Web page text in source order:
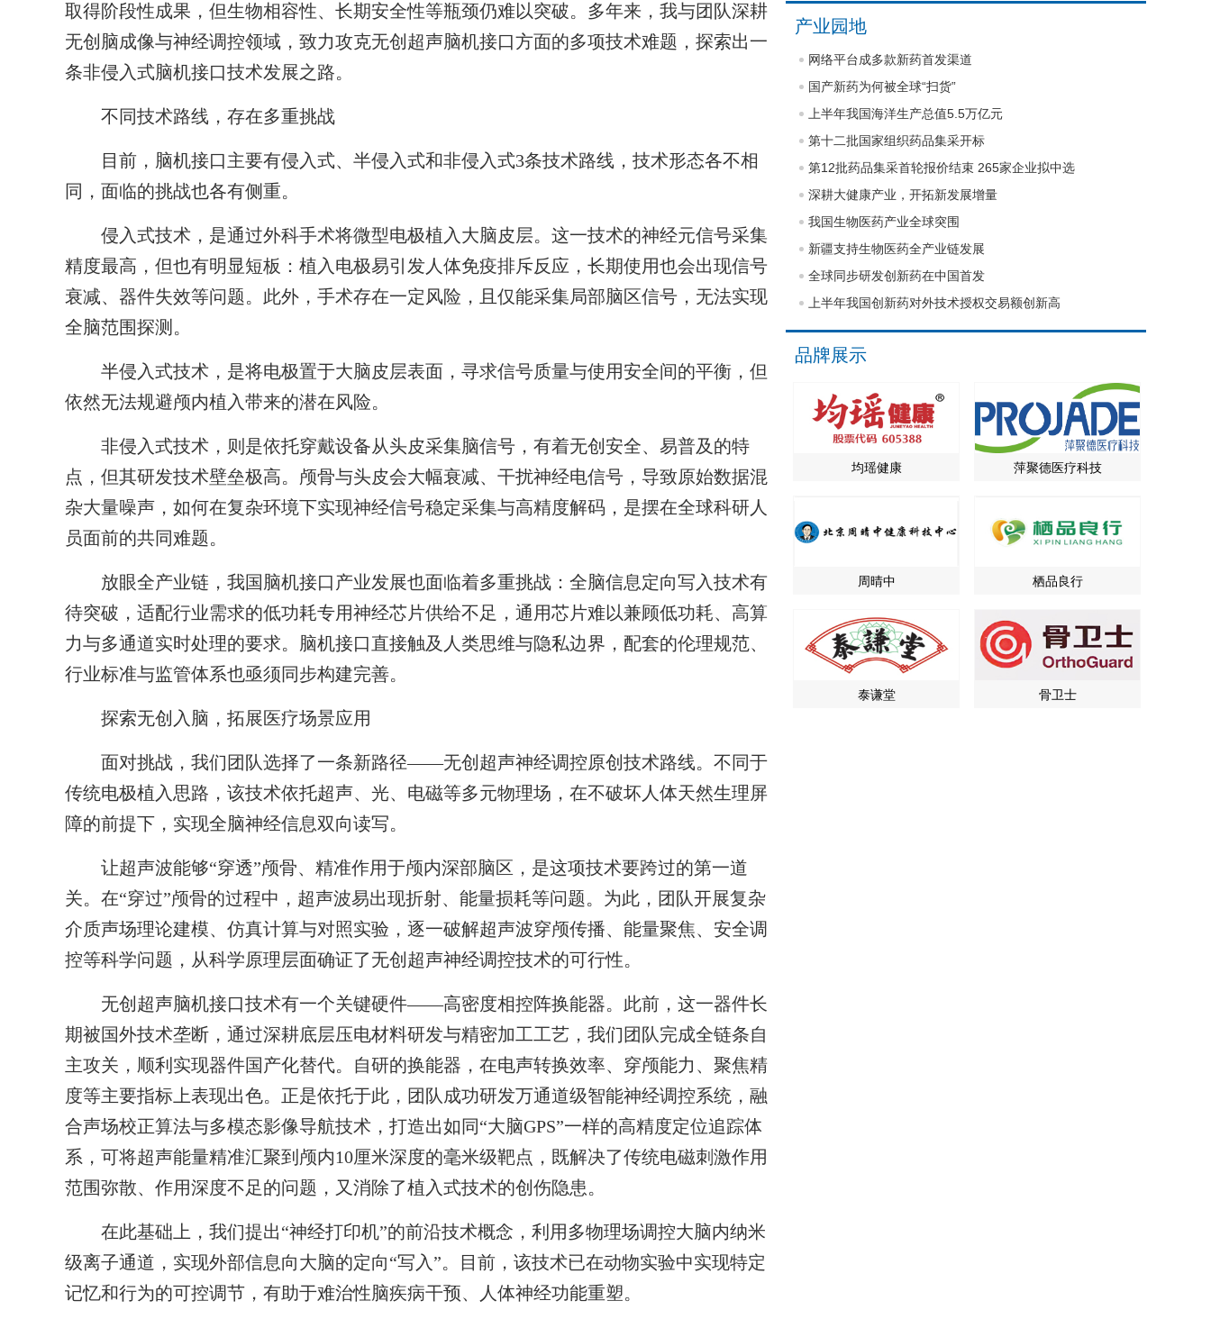
取得阶段性成果，但生物相容性、长期安全性等瓶颈仍难以突破。多年来，我与团队深耕
无创脑成像与神经调控领域，致力攻克无创超声脑机接口方面的多项技术难题，探索出一
条非侵入式脑机接口技术发展之路。
不同技术路线，存在多重挑战
目前，脑机接口主要有侵入式、半侵入式和非侵入式3条技术路线，技术形态各不相
同，面临的挑战也各有侧重。
侵入式技术，是通过外科手术将微型电极植入大脑皮层。这一技术的神经元信号采集
精度最高，但也有明显短板：植入电极易引发人体免疫排斥反应，长期使用也会出现信号
衰减、器件失效等问题。此外，手术存在一定风险，且仅能采集局部脑区信号，无法实现
全脑范围探测。
半侵入式技术，是将电极置于大脑皮层表面，寻求信号质量与使用安全间的平衡，但
依然无法规避颅内植入带来的潜在风险。
非侵入式技术，则是依托穿戴设备从头皮采集脑信号，有着无创安全、易普及的特
点，但其研发技术壁垒极高。颅骨与头皮会大幅衰减、干扰神经电信号，导致原始数据混
杂大量噪声，如何在复杂环境下实现神经信号稳定采集与高精度解码，是摆在全球科研人
员面前的共同难题。
放眼全产业链，我国脑机接口产业发展也面临着多重挑战：全脑信息定向写入技术有
待突破，适配行业需求的低功耗专用神经芯片供给不足，通用芯片难以兼顾低功耗、高算
力与多通道实时处理的要求。脑机接口直接触及人类思维与隐私边界，配套的伦理规范、
行业标准与监管体系也亟须同步构建完善。
探索无创入脑，拓展医疗场景应用
面对挑战，我们团队选择了一条新路径——无创超声神经调控原创技术路线。不同于
传统电极植入思路，该技术依托超声、光、电磁等多元物理场，在不破坏人体天然生理屏
障的前提下，实现全脑神经信息双向读写。
让超声波能够“穿透”颅骨、精准作用于颅内深部脑区，是这项技术要跨过的第一道
关。在“穿过”颅骨的过程中，超声波易出现折射、能量损耗等问题。为此，团队开展复杂
介质声场理论建模、仿真计算与对照实验，逐一破解超声波穿颅传播、能量聚焦、安全调
控等科学问题，从科学原理层面确证了无创超声神经调控技术的可行性。
无创超声脑机接口技术有一个关键硬件——高密度相控阵换能器。此前，这一器件长
期被国外技术垄断，通过深耕底层压电材料研发与精密加工工艺，我们团队完成全链条自
主攻关，顺利实现器件国产化替代。自研的换能器，在电声转换效率、穿颅能力、聚焦精
度等主要指标上表现出色。正是依托于此，团队成功研发万通道级智能神经调控系统，融
合声场校正算法与多模态影像导航技术，打造出如同“大脑GPS”一样的高精度定位追踪体
系，可将超声能量精准汇聚到颅内10厘米深度的毫米级靶点，既解决了传统电磁刺激作用
范围弥散、作用深度不足的问题，又消除了植入式技术的创伤隐患。
在此基础上，我们提出“神经打印机”的前沿技术概念，利用多物理场调控大脑内纳米
级离子通道，实现外部信息向大脑的定向“写入”。目前，该技术已在动物实验中实现特定
记忆和行为的可控调节，有助于难治性脑疾病干预、人体神经功能重塑。
产业园地
网络平台成多款新药首发渠道
国产新药为何被全球“扫货”
上半年我国海洋生产总值5.5万亿元
第十二批国家组织药品集采开标
第12批药品集采首轮报价结束 265家企业拟中选
深耕大健康产业，开拓新发展增量
我国生物医药产业全球突围
新疆支持生物医药全产业链发展
全球同步研发创新药在中国首发
上半年我国创新药对外技术授权交易额创新高
品牌展示
均瑶健康 萍聚德医疗科技
周晴中 栖品良行
泰谦堂 骨卫士